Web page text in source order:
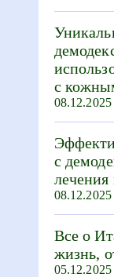
с
08.12.2025
с
08.12.2025
Все о
жизнь,
05.12.2025